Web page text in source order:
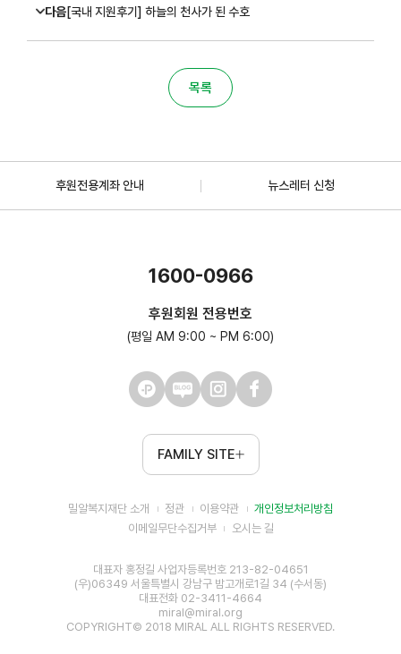
다음[국내 지원후기] 하늘의 천사가 된 수호
목록
후원전용계좌 안내 뉴스레터 신청
1600-0966
후원회원 전용번호
(평일 AM 9:00 ~ PM 6:00)
FAMILY SITE
밀알복지재단 소개 정관 이용약관
개인정보처리방침
이메일무단수집거부
오시는 길
대표자 홍정길 사업자등록번호 213-82-04651
(우)06349 서울특별시 강남구 밤고개로1길 34 (수서동)
대표전화 02-3411-4664
miral@miral.org
COPYRIGHT© 2018 MIRAL ALL RIGHTS RESERVED.